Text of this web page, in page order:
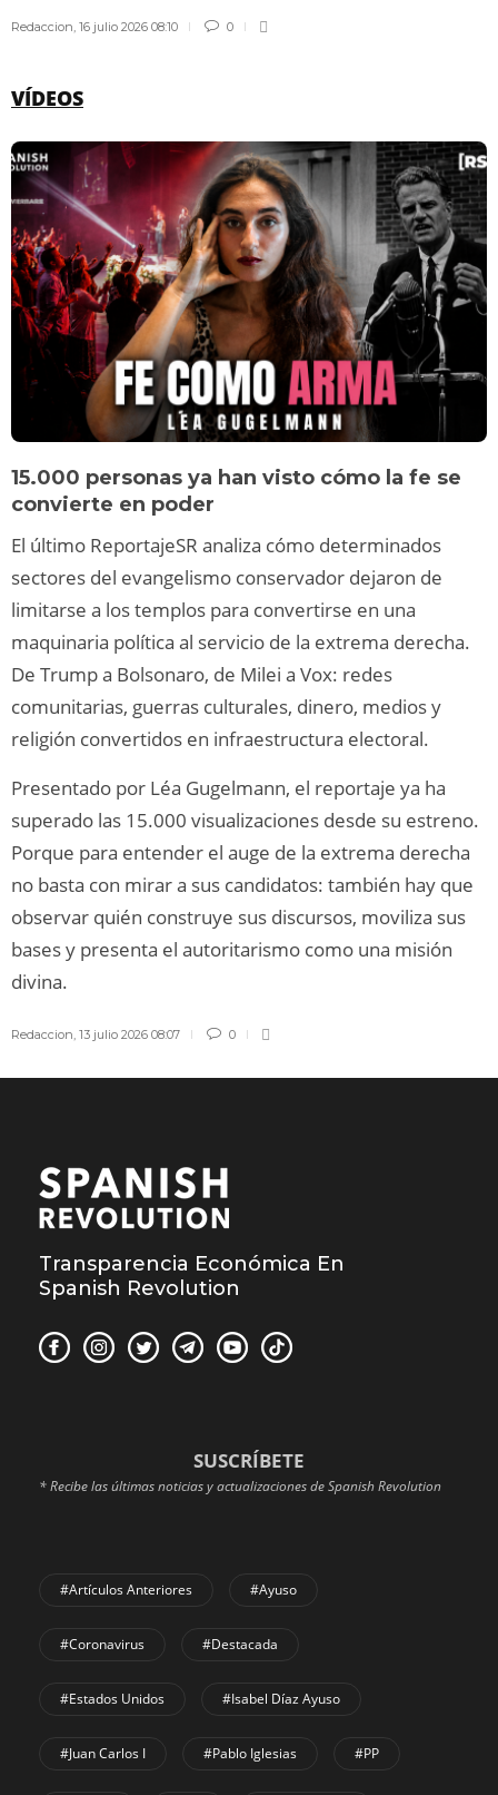
Redaccion, 16 julio 2026 08:10 0
VÍDEOS
15.000 personas ya han visto cómo la fe se
convierte en poder
El último ReportajeSR analiza cómo determinados
sectores del evangelismo conservador dejaron de
limitarse a los templos para convertirse en una
maquinaria política al servicio de la extrema derecha.
De Trump a Bolsonaro, de Milei a Vox: redes
comunitarias, guerras culturales, dinero, medios y
religión convertidos en infraestructura electoral.
Presentado por Léa Gugelmann, el reportaje ya ha
superado las 15.000 visualizaciones desde su estreno.
Porque para entender el auge de la extrema derecha
no basta con mirar a sus candidatos: también hay que
observar quién construye sus discursos, moviliza sus
bases y presenta el autoritarismo como una misión
divina.
Redaccion, 13 julio 2026 08:07 0
Transparencia Económica En
Spanish Revolution
SUSCRÍBETE
* Recibe las últimas noticias y actualizaciones de Spanish Revolution
#Artículos Anteriores #Ayuso
#coronavirus #Destacada
#Estados Unidos #Isabel Díaz Ayuso
#Juan Carlos I #Pablo Iglesias #PP